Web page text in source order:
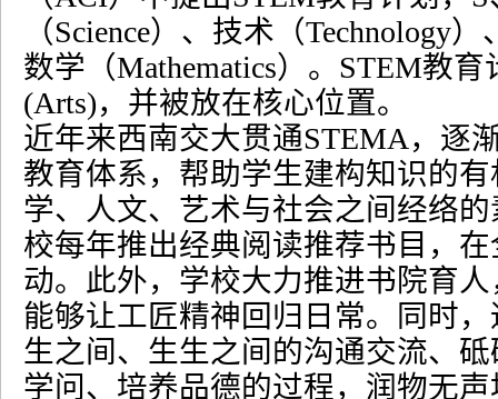
（Science）、技术（Technology）
数学（Mathematics）。 STEM教育
(Arts)，并被放在核心位置。
近年来西南交大贯通STEMA，逐
教育体系，帮助学生建构知识的
学、人文、艺术与社会之间经络
校每年推出经典阅读推荐书目，
动。此外，学校大力推进书院育
能够让工匠精神回归日常。同时
生之间、生生之间的沟通交流、
学问、培养品德的过程，润物无